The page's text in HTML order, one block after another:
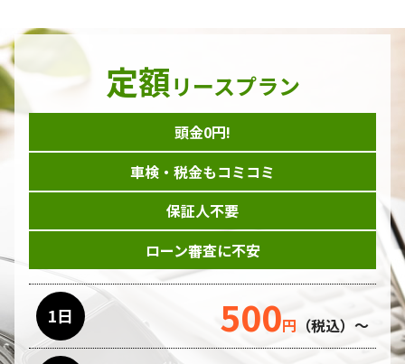
定額リースプラン
頭金0円!
車検・税金もコミコミ
保証人不要
ローン審査に不安
1日 500円 （税込）～